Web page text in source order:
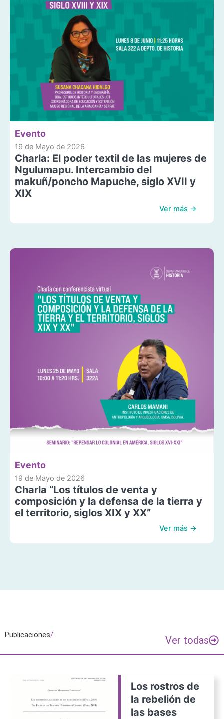
Evento
19 de Mayo de 2026
Charla: El poder textil de las mujeres de
Ngulumapu. Intercambio del
makuñ/poncho Mapuche, siglo XVII y
XIX
Ver más →
Evento
19 de Mayo de 2026
Charla “Los títulos de venta y
composición y la defensa de la tierra y
el territorio, siglos XIX y XX”
Ver más →
Publicaciones/ Ver todas
Los rostros de
la rebelión de
las bases